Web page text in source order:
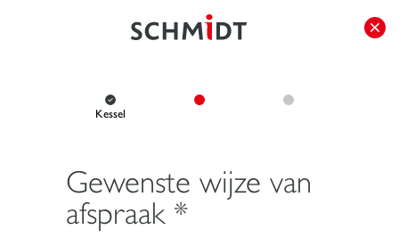
Kessel
Gewenste wijze van
afspraak *